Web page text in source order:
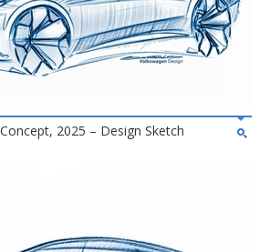
2025 – Design Sketch